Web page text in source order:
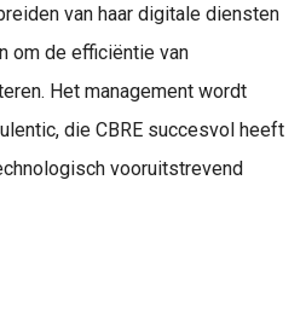
van haar digitale diensten
om de efficiëntie van
Het management wordt
die CBRE succesvol heeft
vooruitstrevend